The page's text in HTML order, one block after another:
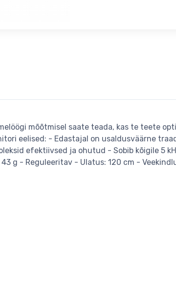
mõõtmisel saate teada, kas te teete
eelised: - Edastajal on usaldusväärne
efektiivsed ja ohutud - Sobib kõigile 5
g - Reguleeritav - Ulatus: 120 cm -